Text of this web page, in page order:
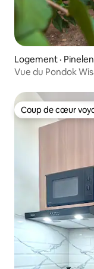
Logement ·
Coup de cœur
Coup de cœur